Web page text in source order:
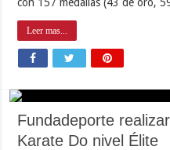
Leer mas...
Fundadeporte
Karate Do nivel Élite